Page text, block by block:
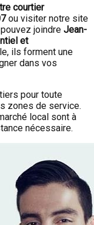
courtier
ou visiter notre site
joindre Jean-
et
ils forment une
dans vos
pour toute
zones de service.
local sont à
nécessaire.